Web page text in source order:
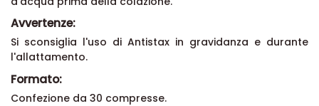
Avvertenze:
Si sconsiglia l'uso di Antistax in gravidanza e durante
l'allattamento.
Formato:
Confezione da 30 compresse.